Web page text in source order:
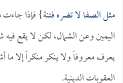
مثل الصفا لا تضره فتنة} فإذا
اليمين وعن الشمال، لكن لا يقع
يعرف معروفاً ولا ينكر منكراً إلا
العقوبات الدينية.